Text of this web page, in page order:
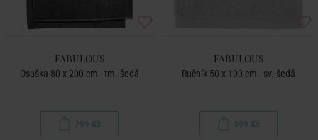
FABULOUS
Osuška 80 x 200 cm - tm. šedá
799 Kč
FABULOUS
Ručník 50 x 100 cm - sv. šedá
399 Kč